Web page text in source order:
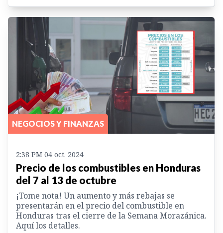
NEGOCIOS Y FINANZAS
2:38 PM 04 oct. 2024
Precio de los combustibles en Honduras
del 7 al 13 de octubre
¡Tome nota! Un aumento y más rebajas se
presentarán en el precio del combustible en
Honduras tras el cierre de la Semana Morazánica.
Aquí los detalles.